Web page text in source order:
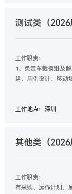
测试类（2026
工作职责：
1、负责车载模组及
建、用例设计、移动
3、完成测试报告编
工作地点：深圳
其他类（2026
工作职责：
有采购、运作计划、